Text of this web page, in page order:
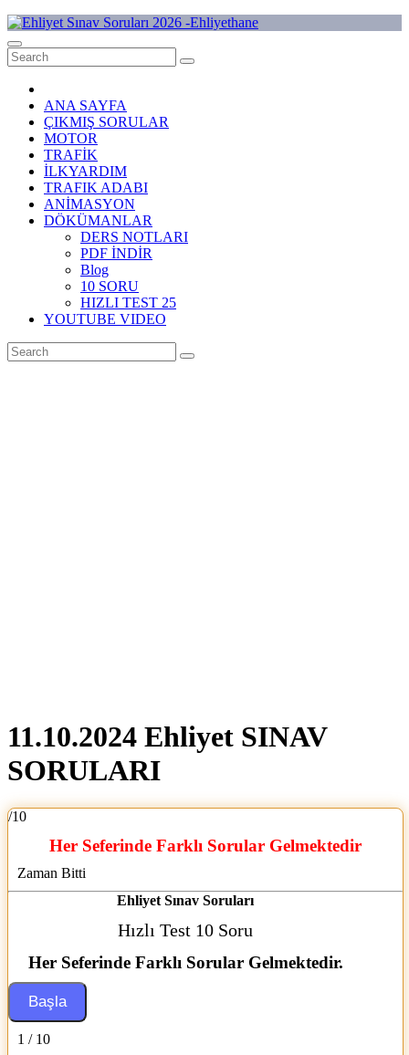
Skip
to
content
Ehliyet Sınav Soruları 2026 -Ehliyethane
ANA SAYFA
ÇIKMIŞ SORULAR
MOTOR
TRAFİK
İLKYARDIM
TRAFIK ADABI
ANİMASYON
DÖKÜMANLAR
DERS NOTLARI
PDF İNDİR
Blog
10 SORU
HIZLI TEST 25
YOUTUBE VIDEO
11.10.2024 Ehliyet SINAV
SORULARI
/10
Her Seferinde Farklı Sorular Gelmektedir
Zaman Bitti
Ehliyet Sınav Soruları
Hızlı Test 10 Soru
Her Seferinde Farklı Sorular Gelmektedir.
1 / 10